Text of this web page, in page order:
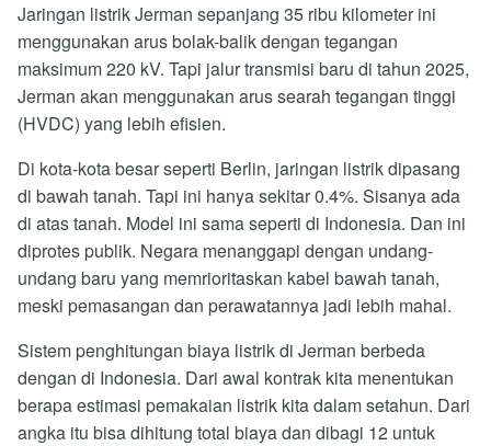
Jaringan listrik Jerman sepanjang 35 ribu kilometer ini
menggunakan arus bolak-balik dengan tegangan
maksimum 220 kV. Tapi jalur transmisi baru di tahun 2025,
Jerman akan menggunakan arus searah tegangan tinggi
(HVDC) yang lebih efisien.
Di kota-kota besar seperti Berlin, jaringan listrik dipasang
di bawah tanah. Tapi ini hanya sekitar 0.4%. Sisanya ada
di atas tanah. Model ini sama seperti di Indonesia. Dan ini
diprotes publik. Negara menanggapi dengan undang-
undang baru yang memrioritaskan kabel bawah tanah,
meski pemasangan dan perawatannya jadi lebih mahal.
Sistem penghitungan biaya listrik di Jerman berbeda
dengan di Indonesia. Dari awal kontrak kita menentukan
berapa estimasi pemakaian listrik kita dalam setahun. Dari
angka itu bisa dihitung total biaya dan dibagi 12 untuk